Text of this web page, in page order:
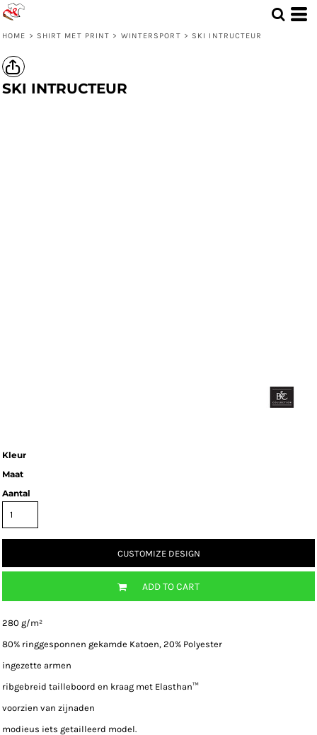
HOME > SHIRT MET PRINT > WINTERSPORT > SKI INTRUCTEUR
SKI INTRUCTEUR
Kleur
Maat
Aantal
CUSTOMIZE DESIGN
ADD TO CART
280 g/m²
80% ringgesponnen gekamde Katoen, 20% Polyester
ingezette armen
ribgebreid tailleboord en kraag met Elasthan™
voorzien van zijnaden
modieus iets getailleerd model.